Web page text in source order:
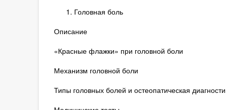
Головная боль
Описание
«Красные флажки» при головной боли
Механизм головной боли
Типы головных болей и остеопатическая